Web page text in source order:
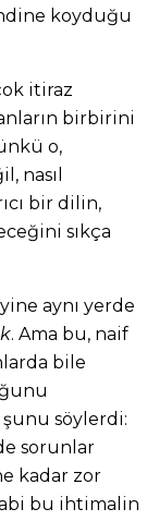
koyduğu
itiraz
birbirini
o,
nasıl
bir dilin,
sıkça
aynı yerde
. Ama bu, naif
bile
söylerdi:
sorunlar
kadar zor
abi bu ihtimalin